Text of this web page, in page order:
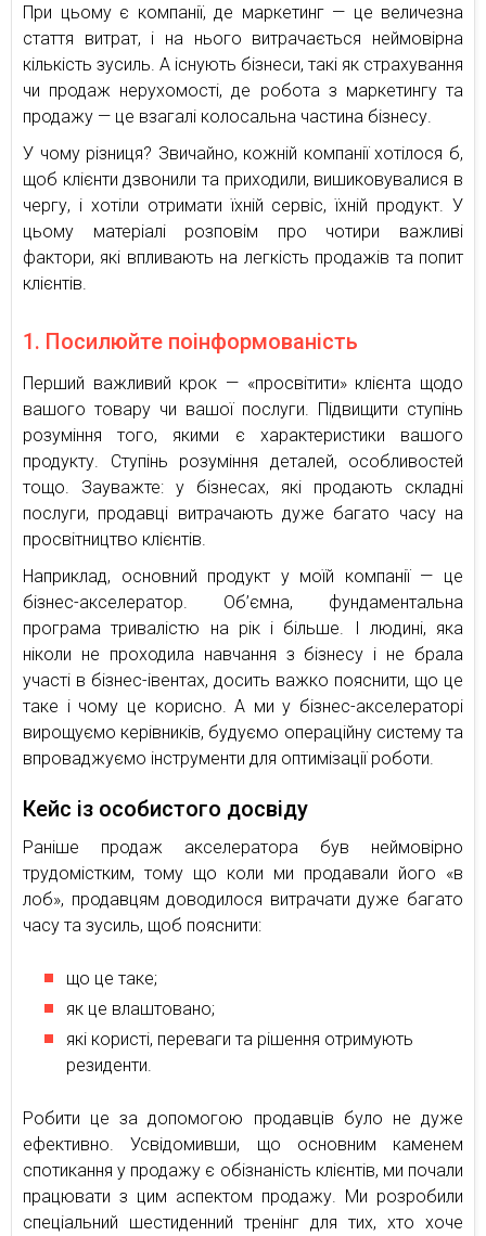
При цьому є компанії, де маркетинг — це величезна
стаття витрат, і на нього витрачається неймовірна
кількість зусиль. А існують бізнеси, такі як страхування
чи продаж нерухомості, де робота з маркетингу та
продажу — це взагалі колосальна частина бізнесу.
У чому різниця? Звичайно, кожній компанії хотілося б,
щоб клієнти дзвонили та приходили, вишиковувалися в
чергу, і хотіли отримати їхній сервіс, їхній продукт. У
цьому матеріалі розповім про чотири важливі
фактори, які впливають на легкість продажів та попит
клієнтів.
1. Посилюйте поінформованість
Перший важливий крок — «просвітити» клієнта щодо
вашого товару чи вашої послуги. Підвищити ступінь
розуміння того, якими є характеристики вашого
продукту. Ступінь розуміння деталей, особливостей
тощо. Зауважте: у бізнесах, які продають складні
послуги, продавці витрачають дуже багато часу на
просвітництво клієнтів.
Наприклад, основний продукт у моїй компанії — це
бізнес-акселератор. Об’ємна, фундаментальна
програма тривалістю на рік і більше. І людині, яка
ніколи не проходила навчання з бізнесу і не брала
участі в бізнес-івентах, досить важко пояснити, що це
таке і чому це корисно. А ми у бізнес-акселераторі
вирощуємо керівників, будуємо операційну систему та
впроваджуємо інструменти для оптимізації роботи.
Кейс із особистого досвіду
Раніше продаж акселератора був неймовірно
трудомістким, тому що коли ми продавали його «в
лоб», продавцям доводилося витрачати дуже багато
часу та зусиль, щоб пояснити:
що це таке;
як це влаштовано;
які користі, переваги та рішення отримують
резиденти.
Робити це за допомогою продавців було не дуже
ефективно. Усвідомивши, що основним каменем
спотикання у продажу є обізнаність клієнтів, ми почали
працювати з цим аспектом продажу. Ми розробили
спеціальний шестиденний тренінг для тих, хто хоче